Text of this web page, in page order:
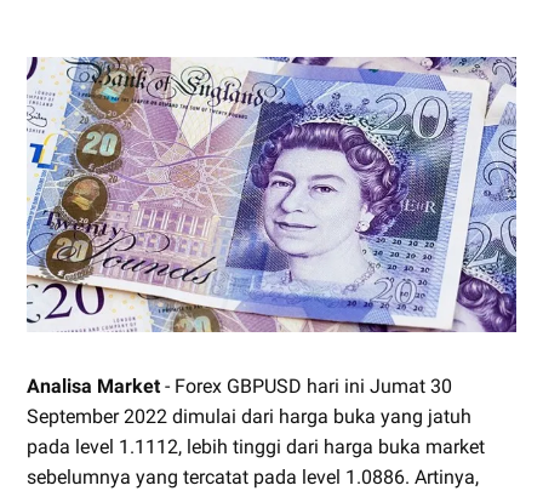
Analisa Market- Forex GBPUSD hari ini Jumat 30
September 2022 dimulai dari harga buka yang jatuh
pada level 1.1112, lebih tinggi dari harga buka market
sebelumnya yang tercatat pada level 1.0886. Artinya,